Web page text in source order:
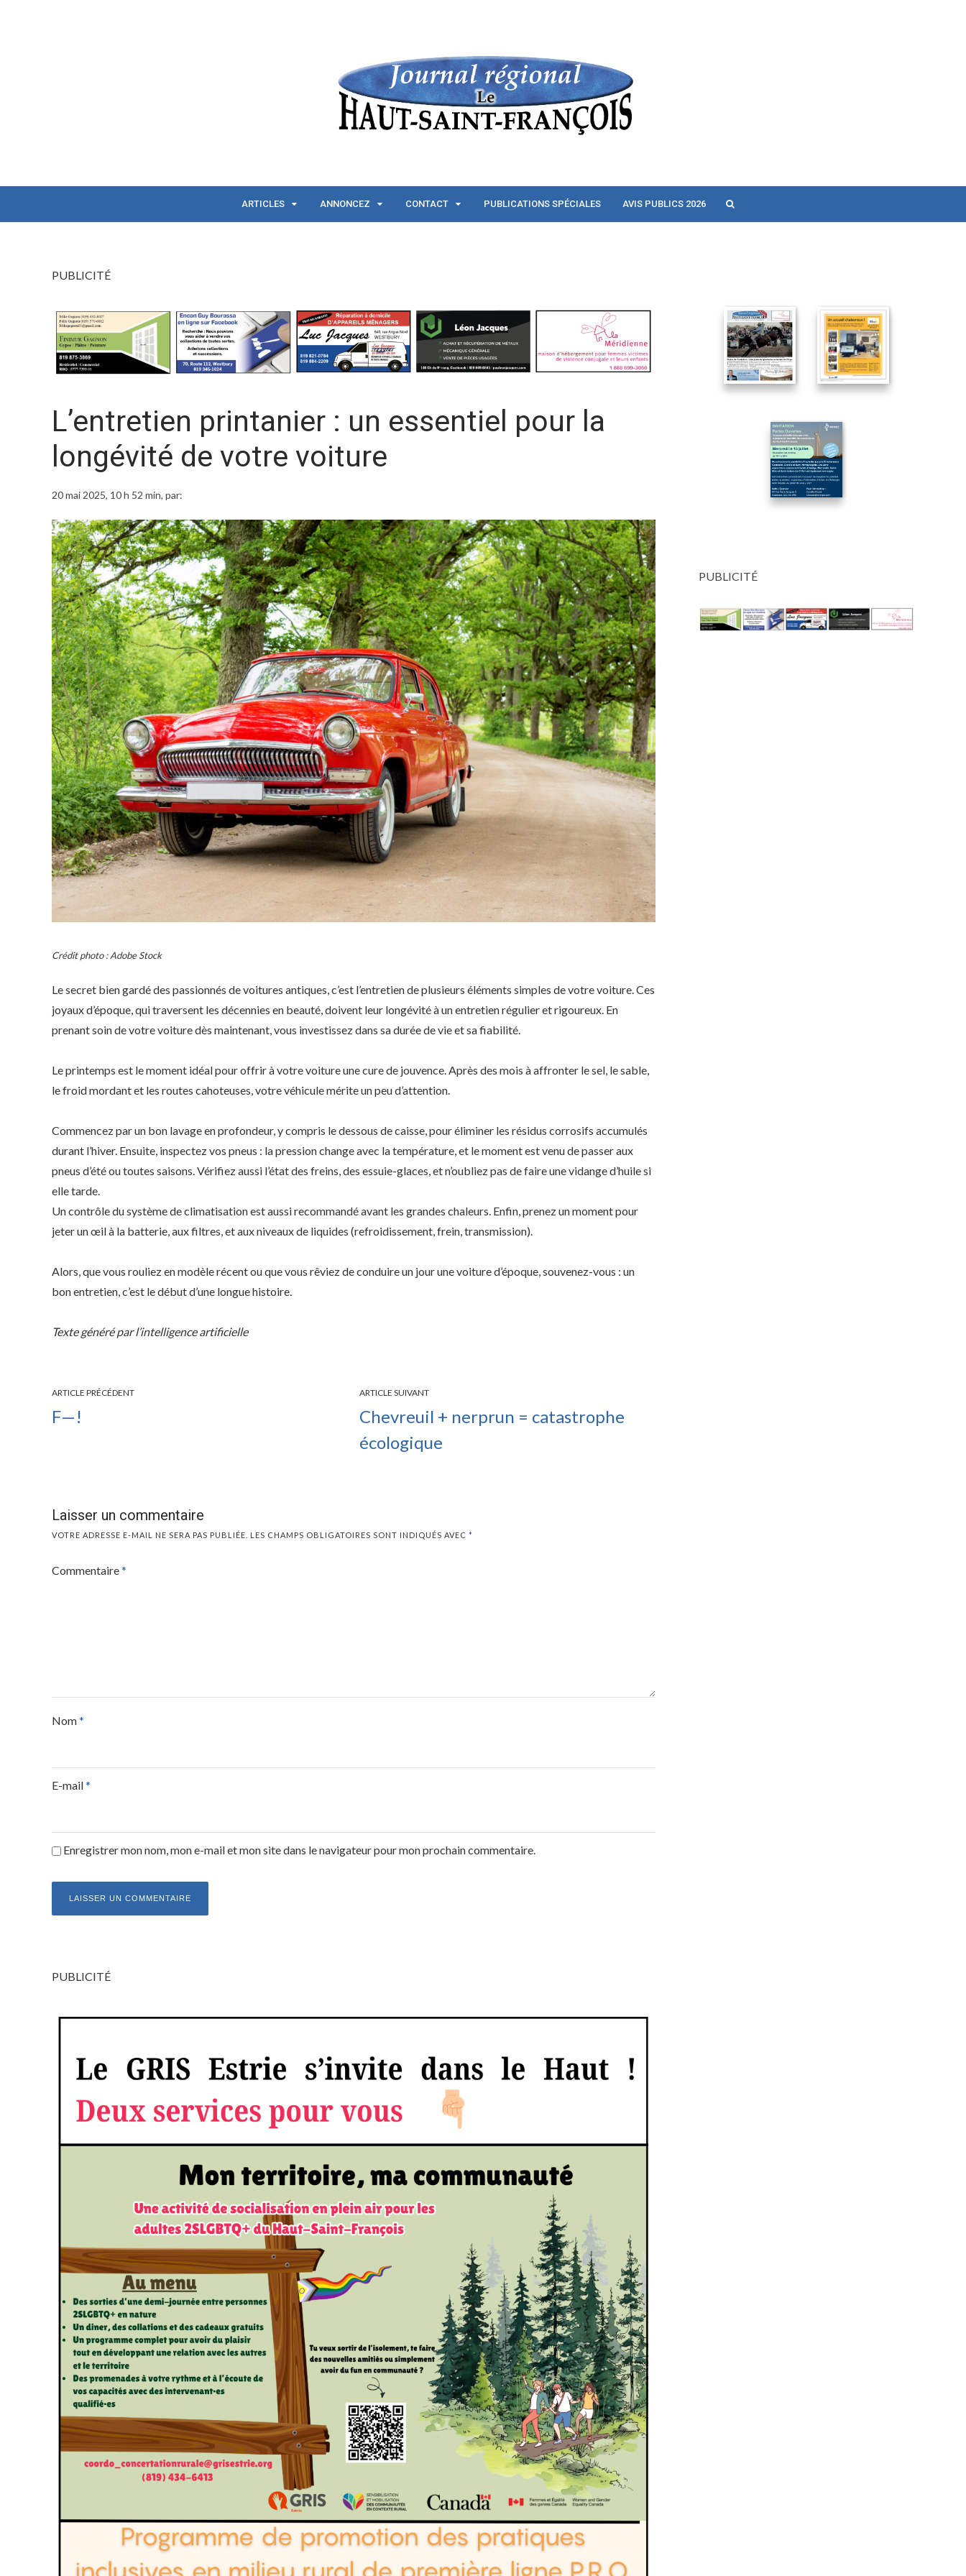
ARTICLES ANNONCEZ CONTACT PUBLICATIONS SPÉCIALES AVIS PUBLICS 2026
PUBLICITÉ
L’entretien printanier : un essentiel pour la
longévité de votre voiture
20 mai 2025, 10 h 52 min, par:
Crédit photo : Adobe Stock
Le secret bien gardé des passionnés de voitures antiques, c’est l’entretien de plusieurs éléments simples de votre voiture. Ces
joyaux d’époque, qui traversent les décennies en beauté, doivent leur longévité à un entretien régulier et rigoureux. En
prenant soin de votre voiture dès maintenant, vous investissez dans sa durée de vie et sa fiabilité.
Le printemps est le moment idéal pour offrir à votre voiture une cure de jouvence. Après des mois à affronter le sel, le sable,
le froid mordant et les routes cahoteuses, votre véhicule mérite un peu d’attention.
Commencez par un bon lavage en profondeur, y compris le dessous de caisse, pour éliminer les résidus corrosifs accumulés
durant l’hiver. Ensuite, inspectez vos pneus : la pression change avec la température, et le moment est venu de passer aux
pneus d’été ou toutes saisons. Vérifiez aussi l’état des freins, des essuie-glaces, et n’oubliez pas de faire une vidange d’huile si
elle tarde.
Un contrôle du système de climatisation est aussi recommandé avant les grandes chaleurs. Enfin, prenez un moment pour
jeter un œil à la batterie, aux filtres, et aux niveaux de liquides (refroidissement, frein, transmission).
Alors, que vous rouliez en modèle récent ou que vous rêviez de conduire un jour une voiture d’époque, souvenez-vous : un
bon entretien, c’est le début d’une longue histoire.
Texte généré par l’intelligence artificielle
ARTICLE PRÉCÉDENT
F—!
ARTICLE SUIVANT
Chevreuil + nerprun = catastrophe
écologique
Laisser un commentaire
VOTRE ADRESSE E-MAIL NE SERA PAS PUBLIÉE. LES CHAMPS OBLIGATOIRES SONT INDIQUÉS AVEC *
Commentaire*
Nom*
E-mail*
Enregistrer mon nom, mon e-mail et mon site dans le navigateur pour mon prochain commentaire.
PUBLICITÉ
PUBLICITÉ